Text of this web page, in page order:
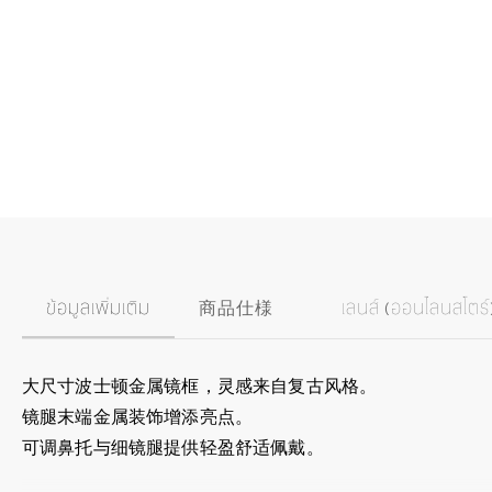
ข้อมูลเพิ่มเติม 商品仕様 เลนส์ (ออนไลนสโต
大尺寸波士顿金属镜框，灵感来自复古风格。
镜腿末端金属装饰增添亮点。
可调鼻托与细镜腿提供轻盈舒适佩戴。